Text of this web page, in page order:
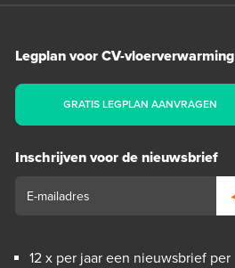
Legplan voor CV-vloerverwarming
GRATIS LEGPLAN AANVRAGEN
Inschrijven voor de nieuwsbrief
12 x per jaar een nieuwsbrief per